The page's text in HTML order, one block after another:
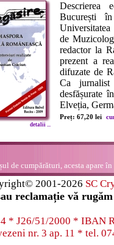
detalii ...
Descrierea
București
de
redactor la
prezent a
difuzate de
Ca
desfășurate
Elveția,
Preț: 67,20 lei
de cumpărături, acesta apare
2001-2026 SC
reclamație vă
* J26/51/2000 * IBAN
nr. 3 ap. 11 * tel.